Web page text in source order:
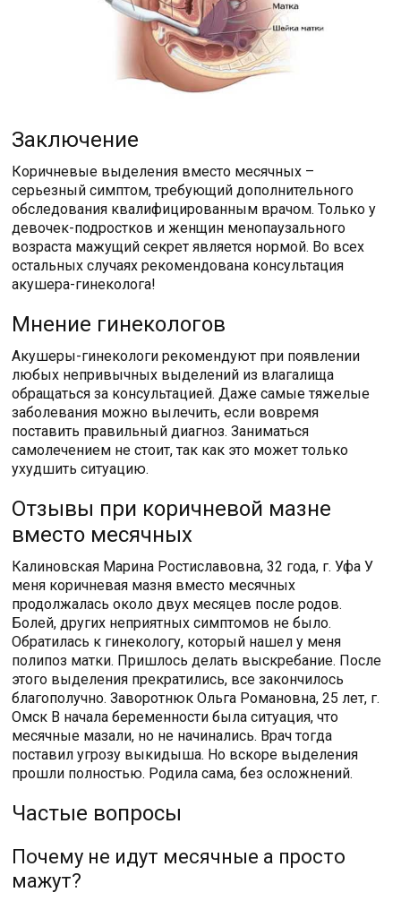
Заключение
Коричневые выделения вместо месячных –
серьезный симптом, требующий дополнительного
обследования квалифицированным врачом. Только у
девочек-подростков и женщин менопаузального
возраста мажущий секрет является нормой. Во всех
остальных случаях рекомендована консультация
акушера-гинеколога!
Мнение гинекологов
Акушеры-гинекологи рекомендуют при появлении
любых непривычных выделений из влагалища
обращаться за консультацией. Даже самые тяжелые
заболевания можно вылечить, если вовремя
поставить правильный диагноз. Заниматься
самолечением не стоит, так как это может только
ухудшить ситуацию.
Отзывы при коричневой мазне
вместо месячных
Калиновская Марина Ростиславовна, 32 года, г. Уфа У
меня коричневая мазня вместо месячных
продолжалась около двух месяцев после родов.
Болей, других неприятных симптомов не было.
Обратилась к гинекологу, который нашел у меня
полипоз матки. Пришлось делать выскребание. После
этого выделения прекратились, все закончилось
благополучно. Заворотнюк Ольга Романовна, 25 лет, г.
Омск В начала беременности была ситуация, что
месячные мазали, но не начинались. Врач тогда
поставил угрозу выкидыша. Но вскоре выделения
прошли полностью. Родила сама, без осложнений.
Частые вопросы
Почему не идут месячные а просто
мажут?